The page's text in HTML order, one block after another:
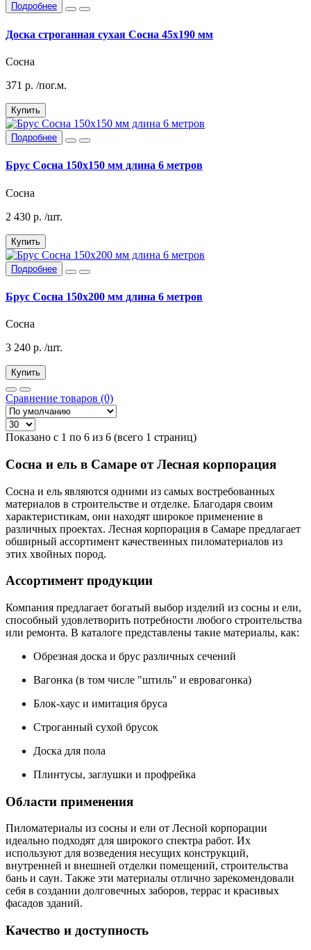
Подробнее
Доска строганная сухая Сосна 45х190 мм
Сосна
371 р. /пог.м.
Купить
Подробнее
Брус Сосна 150х150 мм длина 6 метров
Сосна
2 430 р. /шт.
Купить
Подробнее
Брус Сосна 150х200 мм длина 6 метров
Сосна
3 240 р. /шт.
Купить
Сравнение товаров (0)
Показано с 1 по 6 из 6 (всего 1 страниц)
Сосна и ель в Самаре от Лесная корпорация
Сосна и ель являются одними из самых востребованных
материалов в строительстве и отделке. Благодаря своим
характеристикам, они находят широкое применение в
различных проектах. Лесная корпорация в Самаре предлагает
обширный ассортимент качественных пиломатериалов из
этих хвойных пород.
Ассортимент продукции
Компания предлагает богатый выбор изделий из сосны и ели,
способный удовлетворить потребности любого строительства
или ремонта. В каталоге представлены такие материалы, как:
Обрезная доска и брус различных сечений
Вагонка (в том числе "штиль" и евровагонка)
Блок-хаус и имитация бруса
Строганный сухой брусок
Доска для пола
Плинтусы, заглушки и профрейка
Области применения
Пиломатериалы из сосны и ели от Лесной корпорации
идеально подходят для широкого спектра работ. Их
используют для возведения несущих конструкций,
внутренней и внешней отделки помещений, строительства
бань и саун. Также эти материалы отлично зарекомендовали
себя в создании долговечных заборов, террас и красивых
фасадов зданий.
Качество и доступность